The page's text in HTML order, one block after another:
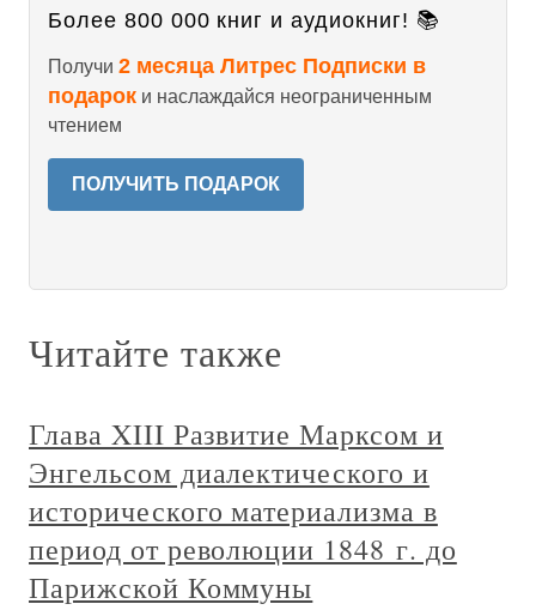
Более 800 000 книг и аудиокниг! 📚
Получи 2 месяца Литрес Подписки в
подарок и наслаждайся неограниченным
чтением
ПОЛУЧИТЬ ПОДАРОК
Читайте также
Глава XIII Развитие Марксом и
Энгельсом диалектического и
исторического материализма в
период от революции 1848 г. до
Парижской Коммуны